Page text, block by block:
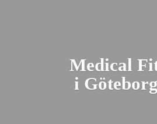
Medical
i Gö